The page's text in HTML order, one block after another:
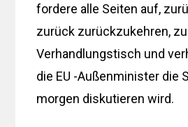
fordere alle Seiten auf,
zurück zurückzukehren,
Verhandlungstisch und
die EU -Außenminister die
morgen diskutieren wird.